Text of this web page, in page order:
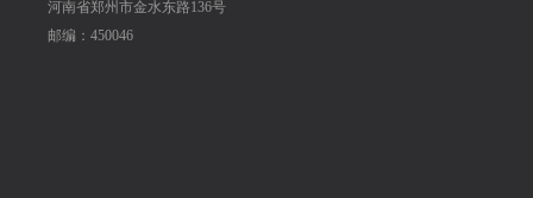
河南省郑州市金水东路136号
邮编：450046